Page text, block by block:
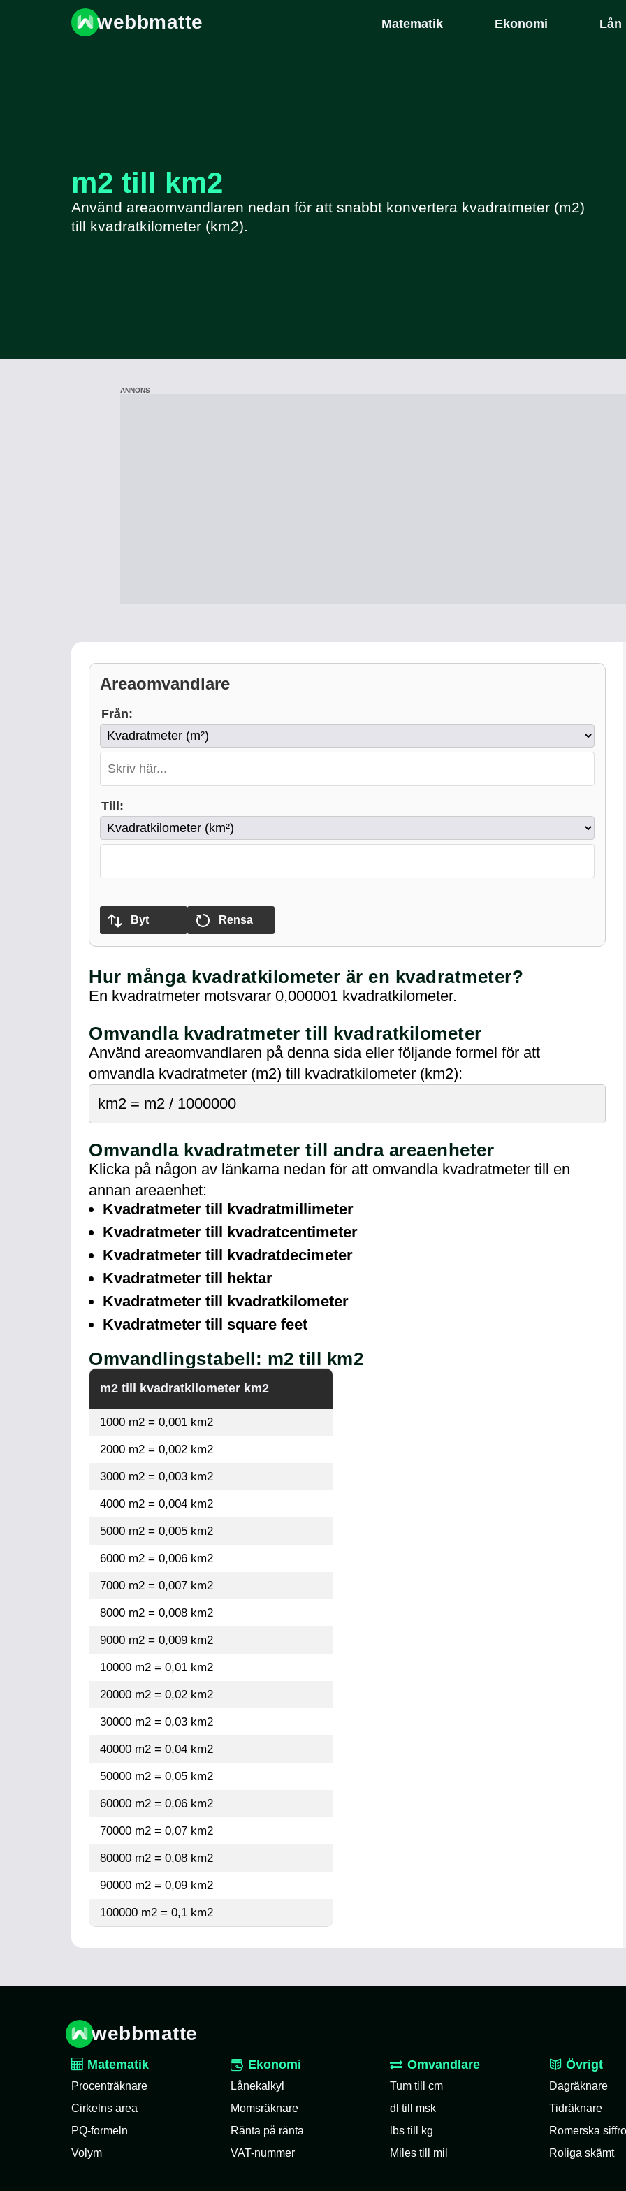
webbmatte Matematik Ekonomi Lån
m2 till km2
Använd areaomvandlaren nedan för att snabbt konvertera kvadratmeter (m2)
till kvadratkilometer (km2).
ANNONS
Areaomvandlare
Från:
Till:
Byt Rensa
Hur många kvadratkilometer är en kvadratmeter?
En kvadratmeter motsvarar 0,000001 kvadratkilometer.
Omvandla kvadratmeter till kvadratkilometer
Använd areaomvandlaren på denna sida eller följande formel för att
omvandla kvadratmeter (m2) till kvadratkilometer (km2):
km2 = m2 / 1000000
Omvandla kvadratmeter till andra areaenheter
Klicka på någon av länkarna nedan för att omvandla kvadratmeter till en
annan areaenhet:
Kvadratmeter till kvadratmillimeter
Kvadratmeter till kvadratcentimeter
Kvadratmeter till kvadratdecimeter
Kvadratmeter till hektar
Kvadratmeter till kvadratkilometer
Kvadratmeter till square feet
Omvandlingstabell: m2 till km2
m2 till kvadratkilometer km2
1000 m2 = 0,001 km2
2000 m2 = 0,002 km2
3000 m2 = 0,003 km2
4000 m2 = 0,004 km2
5000 m2 = 0,005 km2
6000 m2 = 0,006 km2
7000 m2 = 0,007 km2
8000 m2 = 0,008 km2
9000 m2 = 0,009 km2
10000 m2 = 0,01 km2
20000 m2 = 0,02 km2
30000 m2 = 0,03 km2
40000 m2 = 0,04 km2
50000 m2 = 0,05 km2
60000 m2 = 0,06 km2
70000 m2 = 0,07 km2
80000 m2 = 0,08 km2
90000 m2 = 0,09 km2
100000 m2 = 0,1 km2
webbmatte
Matematik
Procenträknare
Cirkelns area
PQ-formeln
Volym
Ekonomi
Lånekalkyl
Momsräknare
Ränta på ränta
VAT-nummer
Omvandlare
Tum till cm
dl till msk
lbs till kg
Miles till mil
Övrigt
Dagräknare
Tidräknare
Romerska
Roliga skämt